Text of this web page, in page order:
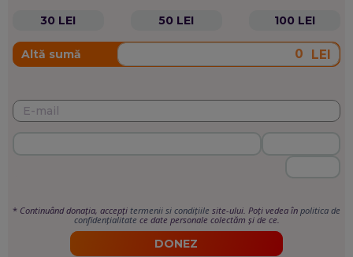
30 LEI
50 LEI 100 LEI
Altă sumă LEI
* Continuând donația, accepți termenii si condițiile site-ului. Poți vedea în politica de
confidențialitate ce date personale colectăm și de ce.
DONEZ